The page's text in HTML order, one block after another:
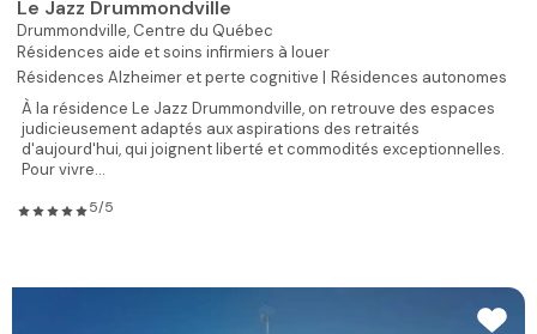
Le Jazz Drummondville
Drummondville, Centre du Québec
Résidences aide et soins infirmiers à louer
Résidences Alzheimer et perte cognitive | Résidences autonomes
À la résidence Le Jazz Drummondville, on retrouve des espaces
judicieusement adaptés aux aspirations des retraités
d'aujourd'hui, qui joignent liberté et commodités exceptionnelles.
Pour vivre...
5/5